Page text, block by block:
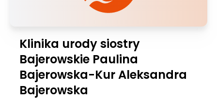
Klinika urody siostry
Bajerowskie Paulina
Bajerowska-Kur Aleksandra
Bajerowska